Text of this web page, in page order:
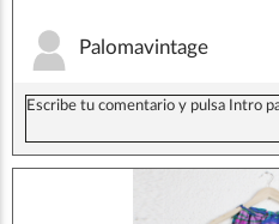
Palomavintage